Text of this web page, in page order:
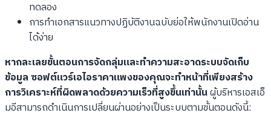
ทดลอง
การทำเอกสารแนวทางปฏิบัติงานฉบับย่อให้พนักงานเปิดอ่าน
ได้ง่าย
หากละเลยขั้นตอนการจัดกลุ่มและทำความสะอาดระบบจัดเก็บ
ข้อมูล ซอฟต์แวร์เอไอราคาแพงของคุณจะทำหน้าที่เพียงสร้าง
การวิเคราะห์ที่ผิดพลาดด้วยความเร็วที่สูงขึ้นเท่านั้นผู้บริหารเอสเอ็
มอีสามารถดำเนินการเปลี่ยนผ่านอย่างเป็นระบบตามขั้นตอนดังนี้: